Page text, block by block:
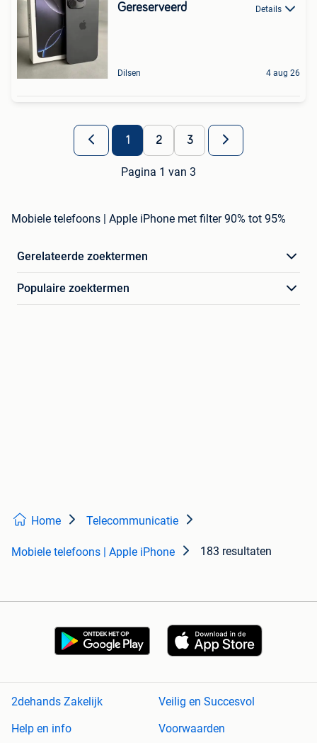
Gereserveerd Details
Dilsen 4 aug 26
1 2 3
Pagina 1 van 3
Mobiele telefoons | Apple iPhone met filter 90% tot 95%
Gerelateerde zoektermen
Populaire zoektermen
Home Telecommunicatie
Mobiele telefoons | Apple iPhone 183 resultaten
2dehands Zakelijk
Veilig en Succesvol
Help en info
Voorwaarden